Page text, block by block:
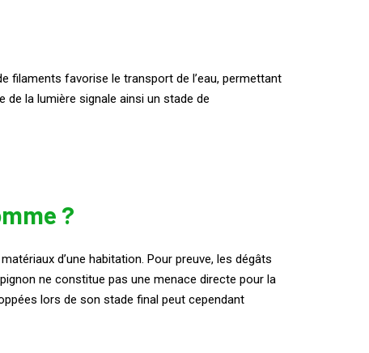
filaments favorise le transport de l’eau, permettant
de la lumière signale ainsi un stade de
?
d’une habitation. Pour preuve, les dégâts
ne constitue pas une menace directe pour la
lors de son stade final peut cependant